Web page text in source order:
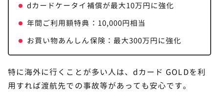
dカードケータイ補償が最大10万円に強化
年間ご利用額特典：10,000円相当
お買い物あんしん保険：最大300万円に強化
特に海外に行くことが多い人は、dカード GOLDを利
用すれば渡航先での事故等があっても安心です。